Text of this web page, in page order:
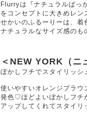
Flurryは『ナチュラルばっ
をコンセプトに大きめレン
せかいのふるーりーは、着
ナチュラルなサイズ感のも
＜NEW YORK（ニ
ぼかしフチでスタイリッシ
使いやすいオレンジブラウ
発色♡ほどよいぼかしフチ
アップしてくれてスタイリ